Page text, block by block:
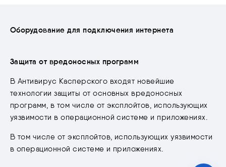
Оборудование для подключения интернета
Защита от вредоносных программ
В Антивирус Касперского входят новейшие
технологии защиты от основных вредоносных
программ, в том числе от эксплойтов, использующих
уязвимости в операционной системе и приложениях.
В том числе от эксплойтов, использующих уязвимости
в операционной системе и приложениях.